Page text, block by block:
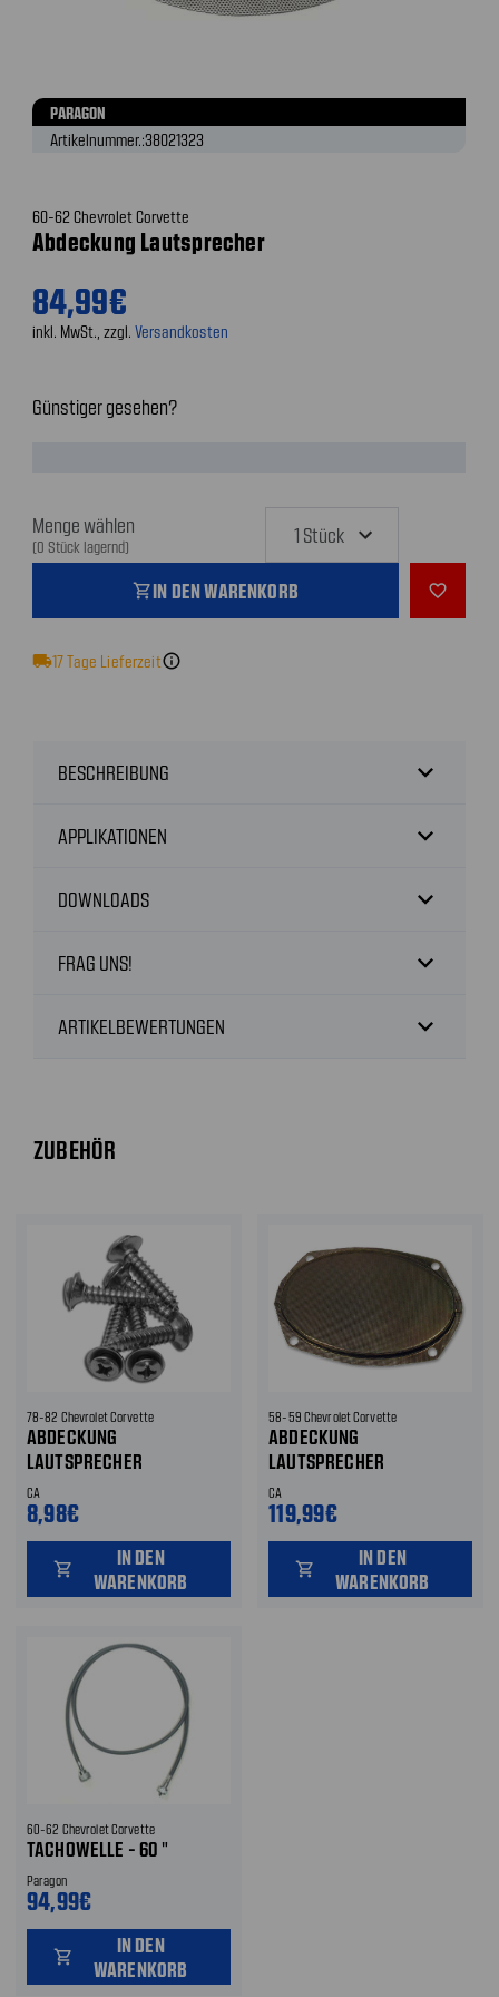
PARAGON
Artikelnummer.:38021323
60-62 Chevrolet Corvette
Abdeckung Lautsprecher
84,99€
inkl. MwSt., zzgl. Versandkosten
Günstiger gesehen?
Menge wählen
(0 Stück lagernd)
shopping_cartIN DEN WARENKORB favorite_outline
local_shipping17Tage Lieferzeitinfo
BESCHREIBUNG expand_more
APPLIKATIONEN expand_more
DOWNLOADS expand_more
FRAG UNS! expand_more
ARTIKELBEWERTUNGEN expand_more
ZUBEHÖR
78-82 Chevrolet Corvette
ABDECKUNG
LAUTSPRECHER
CA
8,98€
shopping_cart
IN DEN
WARENKORB
58-59 Chevrolet Corvette
ABDECKUNG
LAUTSPRECHER
CA
119,99€
shopping_cart
IN DEN
WARENKORB
60-62 Chevrolet Corvette
TACHOWELLE - 60 "
Paragon
94,99€
shopping_cart
IN DEN
WARENKORB